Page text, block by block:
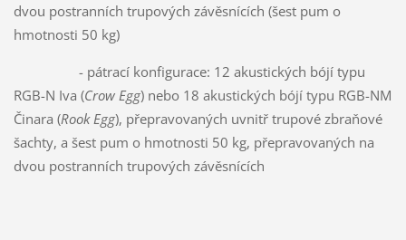
dvou postranních trupových závěsnících (šest pum o
hmotnosti 50 kg)
- pátrací konfigurace: 12 akustických bójí typu
RGB-N Iva (Crow Egg) nebo 18 akustických bójí typu RGB-NM
Činara (Rook Egg), přepravovaných uvnitř trupové zbraňové
šachty, a šest pum o hmotnosti 50 kg, přepravovaných na
dvou postranních trupových závěsnících